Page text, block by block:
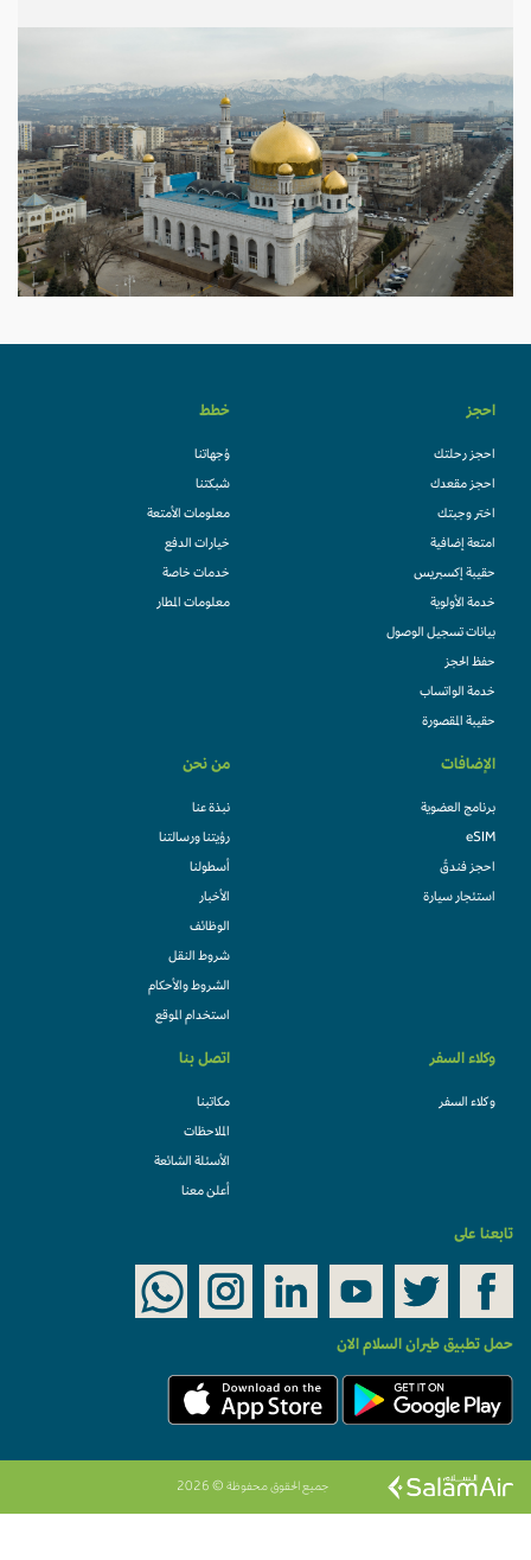
احجز
احجز رحلتك
احجز مقعدك
اختر وجبتك
امتعة إضافية
حقيبة إكسبريس
خدمة الأولوية
بيانات تسجيل الوصول
حفظ الحجز
خدمة الواتساب
حقيبة المقصورة
خطط
وُجهاتنا
شبكتنا
معلومات الأمتعة
خيارات الدفع
خدمات خاصة
معلومات المطار
الإضافات
برنامج العضوية
eSIM
احجز فندقً
استئجار سيارة
من نحن
نبذة عنا
رؤيتنا ورسالتنا
أسطولنا
الأخبار
الوظائف
شروط النقل
الشروط والأحكام
استخدام الموقع
وكلاء السفر
وكلاء السفر
اتصل بنا
مكاتبنا
الملاحظات
الأسئلة الشائعة
أعلن معنا
تابعنا على
حمل تطبيق طيران السلام الان
جميع الحقوق محفوظة © 2026